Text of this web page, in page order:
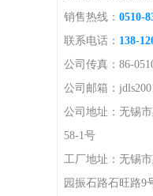
销售热线： 0510-
联系电话： 138-
公司传真：86-
公司邮箱：
公司地址：无锡
58-1号
工厂地址：无锡
园振石路石旺路9